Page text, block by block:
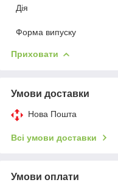
Дія
Форма випуску
Приховати
Умови доставки
Нова Пошта
Всі умови доставки
Умови оплати